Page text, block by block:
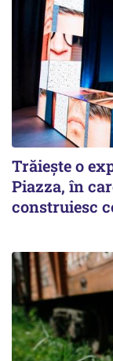
Trăiește o
Piazza, în
construiesc